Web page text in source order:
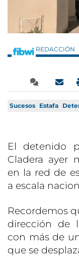
REDACCIÓN
Sucesos Estafa
El detenido
Cladera ayer
en la red de
a escala
Recordemos
dirección de
con más de
que se